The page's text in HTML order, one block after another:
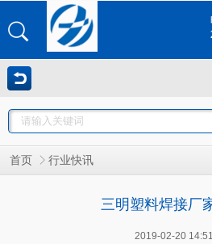
首页 行业快讯
三明塑料焊接厂
2019-02-20